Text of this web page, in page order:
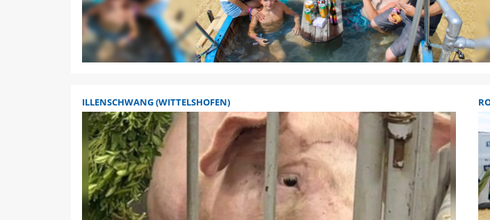
ILLENSCHWANG (WITTELSHOFEN)